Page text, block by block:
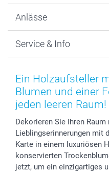
MyNameBook
Fotoabzüge, Fotos als Buch
Zubehör & Material
Foto-Kalender & Agenden
Sticker & Etiketten
Warum smartphoto
Datenschutz
AGB
Impressum
Presse
Investor Relations
B2B smartbusiness
Widerrufsrecht
Anlässe
Neujahr
Muttertag
Vatertag
Kommunion & Konfirmation
Geburtstag
Geburt
Zu allen Anlässen
Service & Info
Preise und Versandkosten
Lieferfristen
48h Lieferung
Anmelden /Registrieren
Sitemap
Status der Bestellung
smartfriends
Ein Holzaufsteller
Blumen und einer
jeden leeren Raum!
Dekorieren Sie Ihren Raum
Lieblingserinnerungen mit
Karte in einem luxuriösen
konservierten
jetzt, um ein einzigartiges